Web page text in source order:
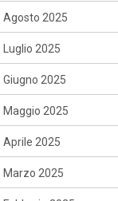
Agosto 2025
Luglio 2025
Giugno 2025
Maggio 2025
Aprile 2025
Marzo 2025